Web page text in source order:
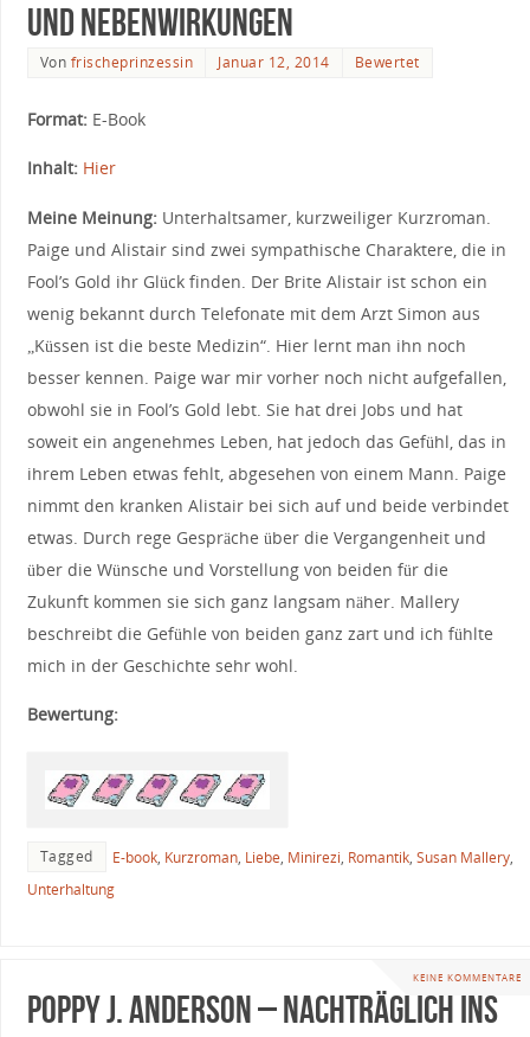
und Nebenwirkungen
Von frischeprinzessin Januar 12, 2014 Bewertet
Format:E-Book
Inhalt: Hier
Meine Meinung: Unterhaltsamer, kurzweiliger Kurzroman.
Paige und Alistair sind zwei sympathische Charaktere, die in
Fool’s Gold ihr Glück finden. Der Brite Alistair ist schon ein
wenig bekannt durch Telefonate mit dem Arzt Simon aus
„Küssen ist die beste Medizin“. Hier lernt man ihn noch
besser kennen. Paige war mir vorher noch nicht aufgefallen,
obwohl sie in Fool’s Gold lebt. Sie hat drei Jobs und hat
soweit ein angenehmes Leben, hat jedoch das Gefühl, das in
ihrem Leben etwas fehlt, abgesehen von einem Mann. Paige
nimmt den kranken Alistair bei sich auf und beide verbindet
etwas. Durch rege Gespräche über die Vergangenheit und
über die Wünsche und Vorstellung von beiden für die
Zukunft kommen sie sich ganz langsam näher. Mallery
beschreibt die Gefühle von beiden ganz zart und ich fühlte
mich in der Geschichte sehr wohl.
Bewertung:
Tagged E-book, Kurzroman, Liebe, Minirezi, Romantik, Susan Mallery,
Unterhaltung
KEINE KOMMENTARE
Poppy J. Anderson – Nachträglich ins